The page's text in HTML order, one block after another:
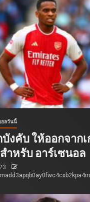
ลวันนี้
งคับ ให้ออกจาก
ำหรับ อาร์เซนอล